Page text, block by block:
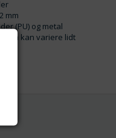
mm
(PU) og metal
men kan variere lidt